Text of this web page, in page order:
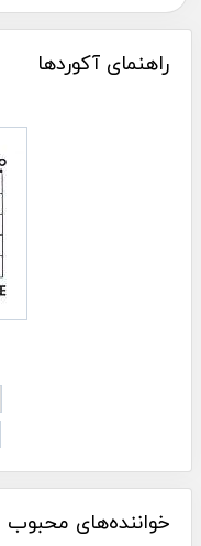
راهنمای آکوردها
خواننده‌های محبوب